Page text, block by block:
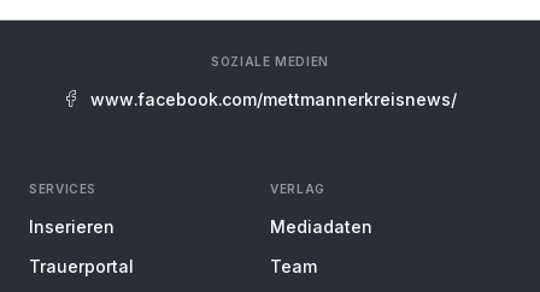
SOZIALE MEDIEN
www.facebook.com/mettmannerkreisnews/
SERVICES
Inserieren
Trauerportal
VERLAG
Mediadaten
Team